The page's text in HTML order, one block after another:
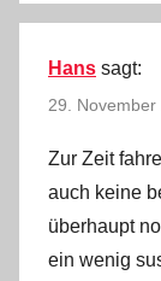
Hans sagt:
29.
Zur Zeit
auch keine
überhaupt
ein wenig